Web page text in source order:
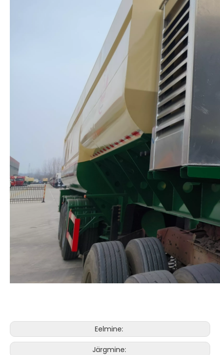
Eelmine:
Järgmine: